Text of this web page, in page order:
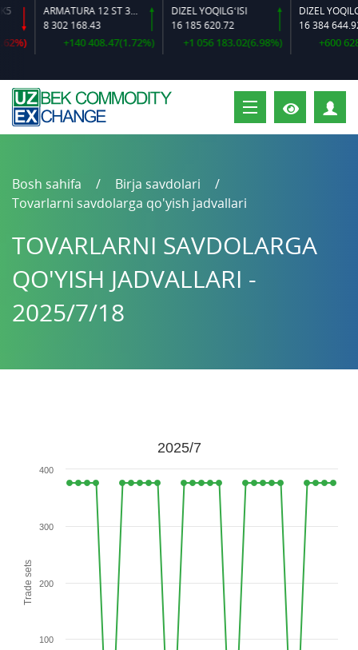
ARMATURA 12 ST 35 GS O‘LCHAMLI
8 302 168.43
+140 408.47(1.72%)
DIZEL YOQILG‘ISI
16 185 620.72
+1 056 183.02(6.98%)
16 384 644.92
+600
Bosh sahifa
Birja savdolari
Tovarlarni savdolarga qo'yish jadvallari
TOVARLARNI SAVDOLARGA
QO'YISH JADVALLARI -
2025/7/18
Trade sets
2025/7
100
200
300
400